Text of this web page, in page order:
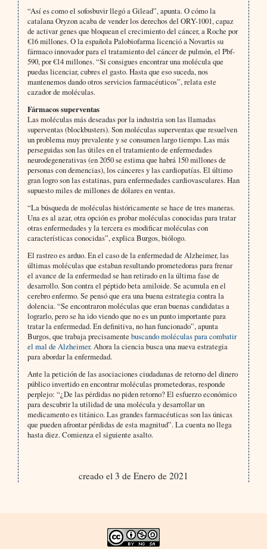
“Así es como el sofosbuvir llegó a Gilead”, apunta. O cómo la
catalana Oryzon acaba de vender los derechos del ORY-1001, capaz
de activar genes que bloquean el crecimiento del cáncer, a Roche por
€16 millones. O la española Palobiofarma licenció a Novartis su
fármaco innovador para el tratamiento del cáncer de pulmón, el Pbf-
590, por €14 millones. “Si consigues encontrar una molécula que
puedas licenciar, cubres el gasto. Hasta que eso suceda, nos
mantenemos dando otros servicios farmacéuticos”, relata este
cazador de moléculas.
Fármacos superventas
Las moléculas más deseadas por la industria son las llamadas
superventas (blockbusters). Son moléculas superventas que resuelven
un problema muy prevalente y se consumen largo tiempo. Las más
perseguidas son las útiles en el tratamiento de enfermedades
neurodegenerativas (en 2050 se estima que habrá 150 millones de
personas con demencias), los cánceres y las cardiopatías. El último
gran logro son las estatinas, para enfermedades cardiovasculares. Han
supuesto miles de millones de dólares en ventas.
“La búsqueda de moléculas históricamente se hace de tres maneras.
Una es al azar, otra opción es probar moléculas conocidas para tratar
otras enfermedades y la tercera es modificar moléculas con
características conocidas”, explica Burgos, biólogo.
El rastreo es arduo. En el caso de la enfermedad de Alzheimer, las
últimas moléculas que estaban resultando prometedoras para frenar
el avance de la enfermedad se han retirado en la última fase de
desarrollo. Son contra el péptido beta amiloide. Se acumula en el
cerebro enfermo. Se pensó que era una buena estrategia contra la
dolencia. “Se encontraron moléculas que eran buenas candidatas a
lograrlo, pero se ha ido viendo que no es un punto importante para
tratar la enfermedad. En definitiva, no han funcionado”, apunta
Burgos, que trabaja precisamente buscando moléculas para combatir
el mal de Alzheimer. Ahora la ciencia busca una nueva estrategia
para abordar la enfermedad.
Ante la petición de las asociaciones ciudadanas de retorno del dinero
público invertido en encontrar moléculas prometedoras, responde
perplejo: “¿De las pérdidas no piden retorno? El esfuerzo económico
para descubrir la utilidad de una molécula y desarrollar un
medicamento es titánico. Las grandes farmacéuticas son las únicas
que pueden afrontar pérdidas de esta magnitud”. La cuenta no llega
hasta diez. Comienza el siguiente asalto.
creado el 3 de Enero de 2021